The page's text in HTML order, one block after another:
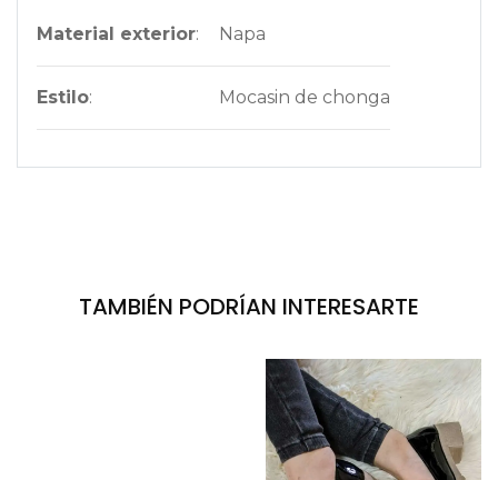
Material exterior: Napa
Estilo: Mocasin de chonga
TAMBIÉN PODRÍAN INTERESARTE